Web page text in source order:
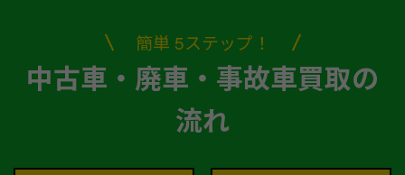
簡単 5ステップ！
中古車・廃車・事故車買取の
流れ